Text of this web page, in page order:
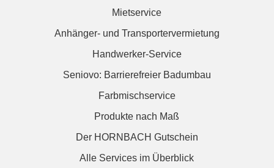
Mietservice
Anhänger- und Transportervermietung
Handwerker-Service
Seniovo: Barrierefreier Badumbau
Farbmischservice
Produkte nach Maß
Der HORNBACH Gutschein
Alle Services im Überblick